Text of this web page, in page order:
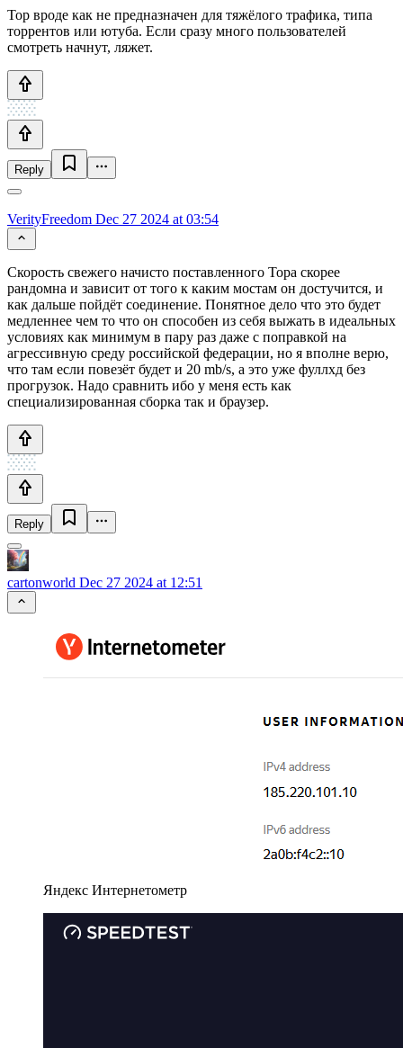
Тор вроде как не предназначен для тяжёлого трафика, типа
торрентов или ютуба. Если сразу много пользователей
смотреть начнут, ляжет.
Reply
VerityFreedom Dec 27 2024 at 03:54
Скорость свежего начисто поставленного Тора скорее
рандомна и зависит от того к каким мостам он достучится, и
как дальше пойдёт соединение. Понятное дело что это будет
медленнее чем то что он способен из себя выжать в идеальных
условиях как минимум в пару раз даже с поправкой на
агрессивную среду российской федерации, но я вполне верю,
что там если повезёт будет и 20 mb/s, а это уже фуллхд без
прогрузок. Надо сравнить ибо у меня есть как
специализированная сборка так и браузер.
Reply
cartonworld Dec 27 2024 at 12:51
Яндекс Интернетометр